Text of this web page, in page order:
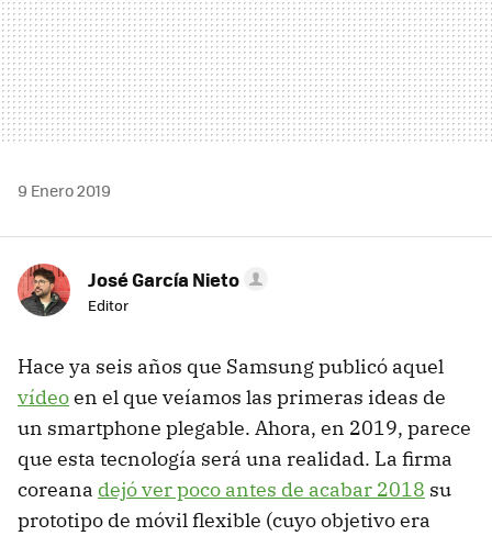
9 Enero 2019
José García Nieto
Editor
Hace ya seis años que Samsung publicó aquel
vídeoen el que veíamos las primeras ideas de
un smartphone plegable. Ahora, en 2019, parece
que esta tecnología será una realidad. La firma
coreana dejó ver poco antes de acabar 2018 su
prototipo de móvil flexible (cuyo objetivo era